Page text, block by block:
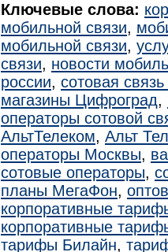
Ключевые слова:
мобильной связи,
мобильной связи,
связи, новости
россии, сотовая
магазины Цифроград,
операторы сотовой
АльтТелеком, Альт
операторы Москвы,
сотовые операторы,
планы МегаФон,
корпоративные
корпоративные
тарифы Билайн,